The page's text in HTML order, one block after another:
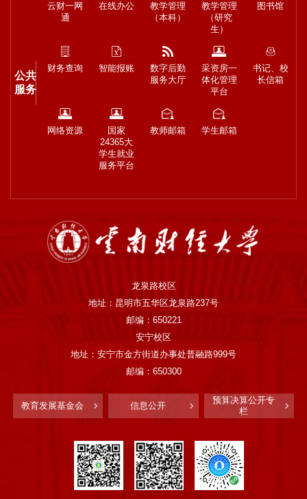
公共
服务
云财一网
通
在线办公
教学管理
（本科）
教学管理
（研究
生）
图书馆
财务查询 智能报账
数字后勤
服务大厅
采资房一
体化管理
平台
书记、校
长信箱
网络资源
国家
24365大
学生就业
服务平台
教师邮箱 学生邮箱
龙泉路校区
地址：昆明市五华区龙泉路237号
邮编：650221
安宁校区
地址：安宁市金方街道办事处普融路999号
邮编：650300
教育发展基金会 信息公开
预算决算公开专
栏